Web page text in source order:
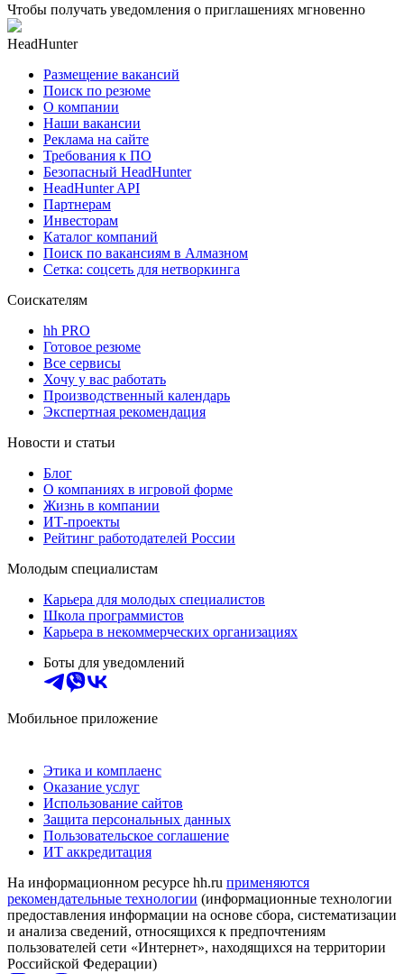
Чтобы получать уведомления о приглашениях мгновенно
HeadHunter
Размещение вакансий
Поиск по резюме
О компании
Наши вакансии
Реклама на сайте
Требования к ПО
Безопасный HeadHunter
HeadHunter API
Партнерам
Инвесторам
Каталог компаний
Поиск по вакансиям в Алмазном
Сетка: соцсеть для нетворкинга
Соискателям
hh PRO
Готовое резюме
Все сервисы
Хочу у вас работать
Производственный календарь
Экспертная рекомендация
Новости и статьи
Блог
О компаниях в игровой форме
Жизнь в компании
ИТ-проекты
Рейтинг работодателей России
Молодым специалистам
Карьера для молодых специалистов
Школа программистов
Карьера в некоммерческих организациях
Боты для уведомлений
Мобильное приложение
Этика и комплаенс
Оказание услуг
Использование сайтов
Защита персональных данных
Пользовательское соглашение
ИТ аккредитация
На информационном ресурсе hh.ru применяются
рекомендательные технологии (информационные технологии
предоставления информации на основе сбора, систематизации
и анализа сведений, относящихся к предпочтениям
пользователей сети «Интернет», находящихся на территории
Российской Федерации)